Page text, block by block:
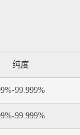
纯度
99.999%
99.999%